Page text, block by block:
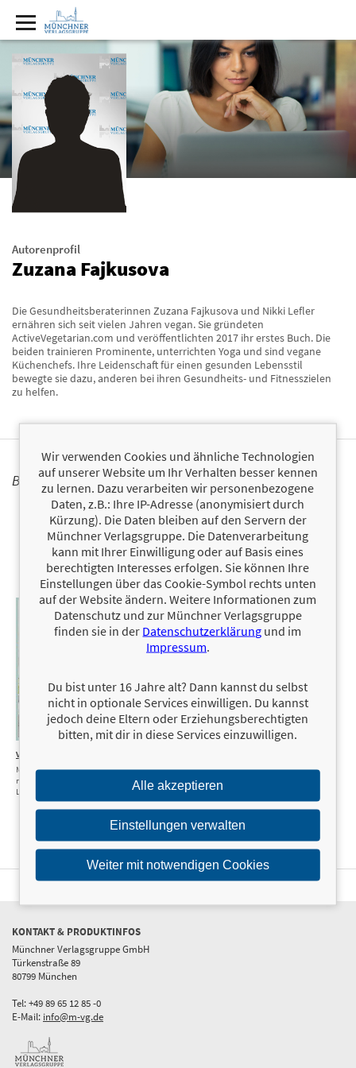
Autorenprofil
Zuzana Fajkusova
Die Gesundheitsberaterinnen Zuzana Fajkusova und Nikki Lefler
ernähren sich seit vielen Jahren vegan. Sie gründeten
ActiveVegetarian.com und veröffentlichten 2017 ihr erstes Buch. Die
beiden trainieren Prominente, unterrichten Yoga und sind vegane
Küchenchefs. Ihre Leidenschaft für einen gesunden Lebensstil
bewegte sie dazu, anderen bei ihren Gesundheits- und Fitnesszielen
zu helfen.
BÜCHER
Vegan für Sportler
Mit der richtigen Ernährung zu
mehr Kraft, Ausdauer und
Leistung
KONTAKT & PRODUKTINFOS
Münchner Verlagsgruppe GmbH
Türkenstraße 89
80799 München
Tel: +49 89 65 12 85 -0
E-Mail: info@m-vg.de
Wir verwenden Cookies und ähnliche Technologien
auf unserer Website um Ihr Verhalten besser kennen
zu lernen. Dazu verarbeiten wir personenbezogene
Daten, z.B.: Ihre IP-Adresse (anonymisiert durch
Kürzung). Die Daten bleiben auf den Servern der
Münchner Verlagsgruppe. Die Datenverarbeitung
kann mit Ihrer Einwilligung oder auf Basis eines
berechtigten Interesses erfolgen. Sie können Ihre
Einstellungen über das Cookie-Symbol rechts unten
auf der Website ändern. Weitere Informationen zum
Datenschutz und zur Münchner Verlagsgruppe
finden sie in der Datenschutzerklärung und im
Impressum.
Du bist unter 16 Jahre alt? Dann kannst du selbst
nicht in optionale Services einwilligen. Du kannst
jedoch deine Eltern oder Erziehungsberechtigten
bitten, mit dir in diese Services einzuwilligen.
Alle akzeptieren
Einstellungen verwalten
Weiter mit notwendigen Cookies